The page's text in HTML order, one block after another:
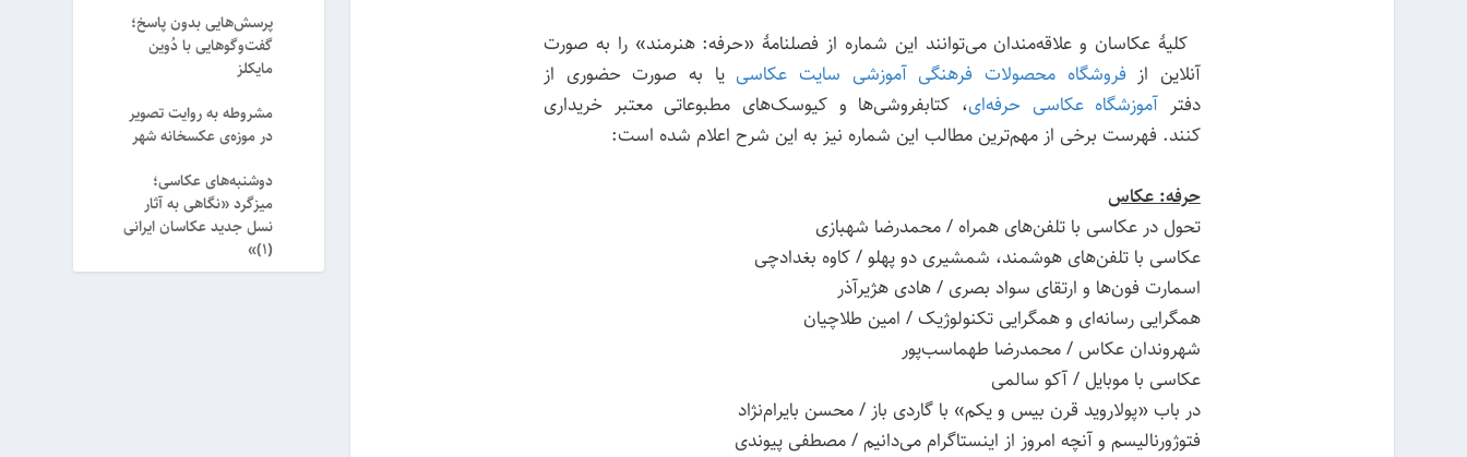
کلیهٔ عکاسان و علاقه‌مندان می‌توانند این شماره از فصلنامهٔ «حرفه: هنرمند» را به صورت
آنلاین از فروشگاه محصولات فرهنگی آموزشی سایت عکاسی یا به صورت حضوری از
دفتر آموزشگاه عکاسی حرفه‌ای، کتابفروشی‌ها و کیوسک‌های مطبوعاتی معتبر خریداری
کنند. فهرست برخی از مهم‌ترین مطالب این شماره نیز به این شرح اعلام شده است:
حرفه: عکاس
تحول در عکاسی با تلفن‌های همراه / محمدرضا شهبازی
عکاسی با تلفن‌های هوشمند، شمشیری دو پهلو / کاوه بغدادچی
اسمارت فون‌ها و ارتقای سواد بصری / هادی هژیرآذر
همگرایی رسانه‌ای و همگرایی تکنولوژیک / امین طلاچیان
شهروندان عکاس / محمدرضا طهماسب‌پور
عکاسی با موبایل / آکو سالمی
در باب «پولاروید قرن بیس و یکم» با گاردی باز / محسن بایرام‌نژاد
فتوژورنالیسم و آنچه امروز از اینستاگرام می‌دانیم / مصطفی پیوندی
پرسش‌هایی بدون پاسخ؛
گفت‌وگوهایی با دُوین
مایکلز
مشروطه به روایت تصویر
در موزه‌ی عکسخانه شهر
دوشنبه‌های عکاسی؛
میزگرد «نگاهی به آثار
نسل جدید عکاسان ایرانی
(۱)»